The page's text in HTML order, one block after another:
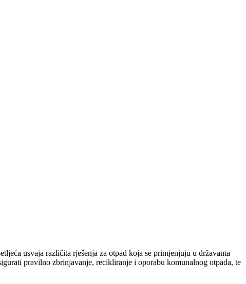
usvaja različita rješenja za otpad koja se primjenjuju u državama
pravilno zbrinjavanje, recikliranje i oporabu komunalnog otpada, te